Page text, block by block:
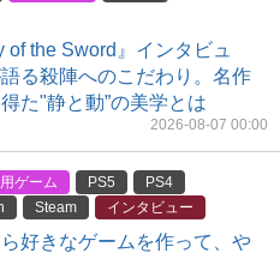
of the Sword』インタビュ
る殺陣へのこだわり。名作
た"静と動”の美学とは
2026-08-07 00:00
ゲーム PS5
PS4
Steam インタビュー
好きなゲームを作って、や